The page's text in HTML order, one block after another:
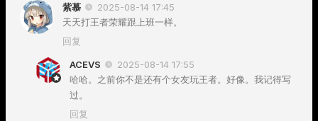
紫慕
2025-08-14 17:45
天天打王者荣耀跟上班一样。
回复
ACEVS
2025-08-14 17:55
哈哈。之前你不是还有个女友玩王者。好像。我记得写
过。
回复